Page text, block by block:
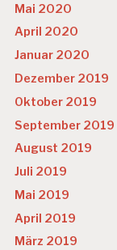
Mai 2020
April 2020
Januar 2020
Dezember 2019
Oktober 2019
September 2019
August 2019
Juli 2019
Mai 2019
April 2019
März 2019